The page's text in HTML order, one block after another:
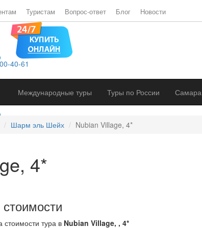
Туристам Вопрос-ответ Блог Новости
40-61
Международные туры
Туры по России Самара
Шарм эль Шейх Nubian Village, 4*
4*
стоимости тура в Nubian Village, , 4*